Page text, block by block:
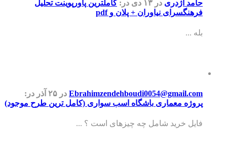
حامد اژدری در ۱۳ دی در: کاملترین پاورپوینت تحلیل
فرهنگسرای نیاوران + پلان و pdf
بله ...
Ebrahimzendehboudi0054@gmail.com در ۲۵ آذر
در:
پروژه معماری باشگاه اسب سواری (کامل ترین طرح موجود)
فایل خرید شامل چه چیزهای است ؟ ...